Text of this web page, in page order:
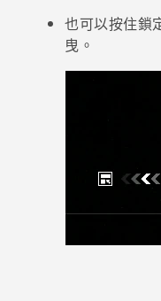
校園專案
企業採購
銷售通路
支援服務
也可以按住鎖
曳。